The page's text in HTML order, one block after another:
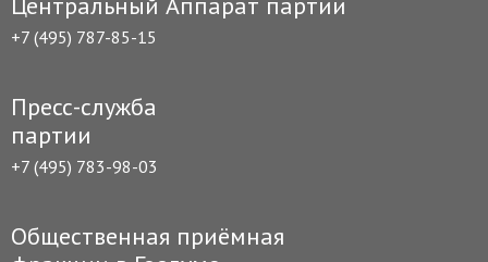
+7 (495) 787-85-15
Пресс-служба
партии
+7 (495) 783-98-03
Общественная приёмная